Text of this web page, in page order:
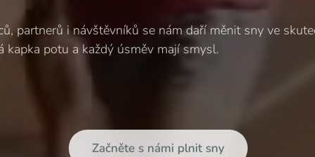
partnerů i návštěvníků se nám daří měnit sny ve
kapka potu a každý úsměv mají smysl.
Začněte s námi plnit sny